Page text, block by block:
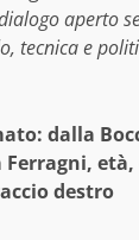
aperto
tecnica e
dalla
Ferragni,
destro